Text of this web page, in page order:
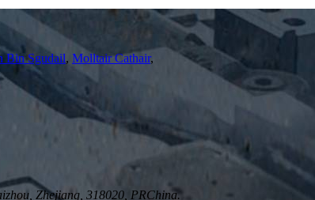
Bin Sgudail, Molltair Cathair,
Zhejiang, 318020, PRChina.